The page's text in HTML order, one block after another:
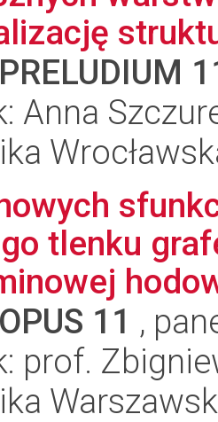
PRELUDIUM
Anna
tlenku
OPUS 11 ,
prof.